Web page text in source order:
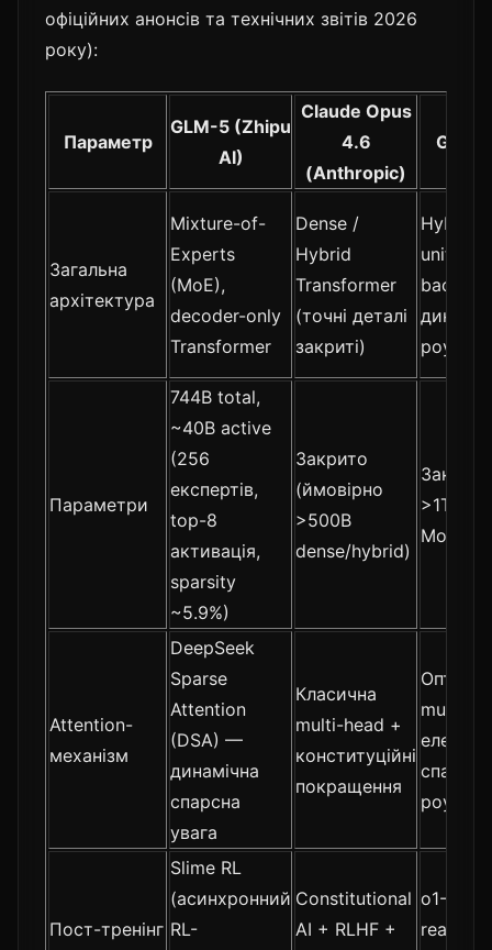
офіційних анонсів та технічних звітів 2026
року):
Параметр
GLM-5 (Zhipu
AI)
Claude Opus
4.6
(Anthropic)
GPT-
Загальна
архітектура
Mixture-of-
Experts
(MoE),
decoder-only
Transformer
Dense /
Hybrid
Transformer
(точні деталі
закриті)
Hybrid
unified
Параметри
744B total,
~40B active
(256
експертів,
top-8
активація,
sparsity
~5.9%)
Закрито
(ймовірно
>500B
dense/hybrid)
>1T у
MoE-
Attention-
механізм
DeepSeek
Sparse
Attention
(DSA) —
динамічна
спарсна
увага
Класична
multi-head +
конституційні
покращення
multi-
Пост-тренінг
Slime RL
(асинхронний
RL-
Constitutional
AI + RLHF +
o1-